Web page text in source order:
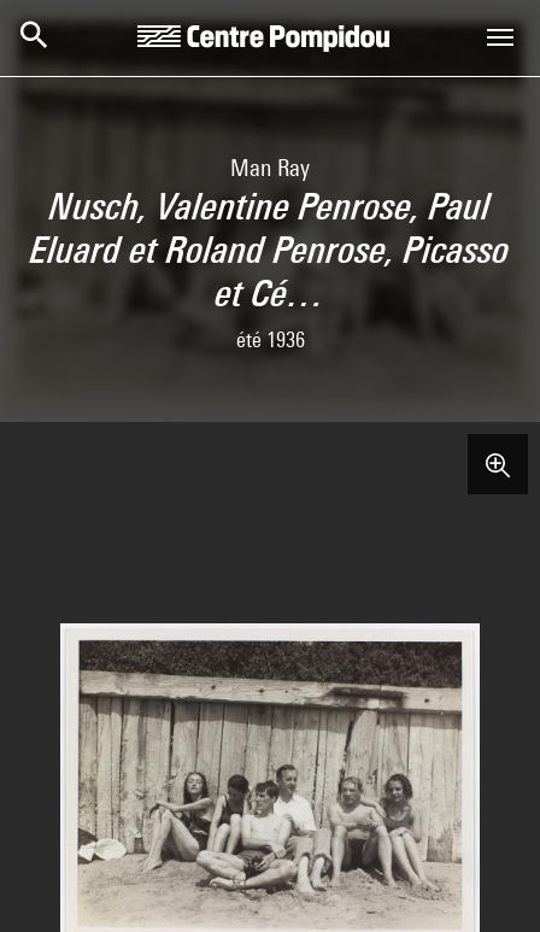
Skip to main content
Centre Pompidou
Man Ray
Nusch, Valentine Penrose, Paul
Eluard et Roland Penrose, Picasso
et Cé…
été 1936